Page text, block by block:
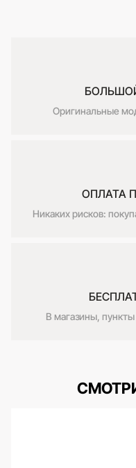
Оригинальные
ОПЛАТА
Никаких рисков:
В магазины,